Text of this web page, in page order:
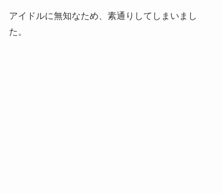
アイドルに無知なため、素通りしてしまいまし
た。